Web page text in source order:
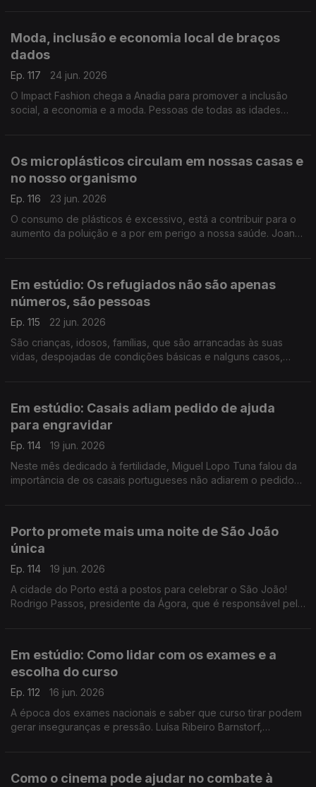
Moda, inclusão e economia local de braços
dados
Ep. 117
24 jun. 2026
O Impact Fashion chega a Anadia para promover a inclusão
social, a economia e a moda. Pessoas de todas as idades
Os microplásticos circulam em nossas casas e
no nosso organismo
Ep. 116
23 jun. 2026
O consumo de plásticos é excessivo, está a contribuir para o
aumento da poluição e a por em perigo a nossa saúde. Joana
Em estúdio: Os refugiados não são apenas
números, são pessoas
Ep. 115
22 jun. 2026
São crianças, idosos, famílias, que são arrancadas às suas
vidas, despojadas de condições básicas e nalguns casos,
Em estúdio: Casais adiam pedido de ajuda
para engravidar
Ep. 114
19 jun. 2026
Neste mês dedicado à fertilidade, Miguel Lopo Tuna falou da
importância de os casais portugueses não adiarem o pedido
Porto promete mais uma noite de São João
única
Ep. 114
19 jun. 2026
A cidade do Porto está a postos para celebrar o São João!
Rodrigo Passos, presidente da Ágora, que é responsável pela
Em estúdio: Como lidar com os exames e a
escolha do curso
Ep. 112
16 jun. 2026
A época dos exames nacionais e saber que curso tirar podem
gerar inseguranças e pressão. Luísa Ribeiro Barnstorf,
Como o cinema pode ajudar no combate à